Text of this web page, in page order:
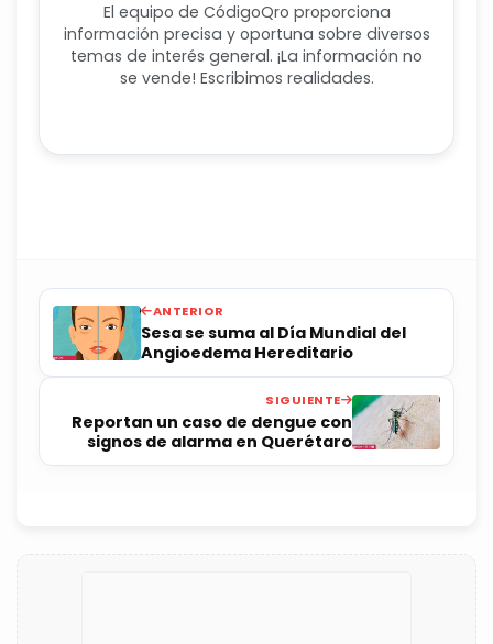
El equipo de CódigoQro proporciona
información precisa y oportuna sobre diversos
temas de interés general. ¡La información no
se vende! Escribimos realidades.
ANTERIOR
Sesa se suma al Día Mundial del
Angioedema Hereditario
SIGUIENTE
Reportan un caso de dengue con
signos de alarma en Querétaro